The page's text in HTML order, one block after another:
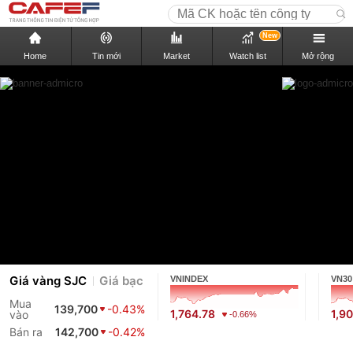
Home Tin mới Market Watch list
New
Mở rộng
Giá vàng SJC Giá bạc
Mua
vào
139,700
-0.43%
Bán ra
142,700 -0.42%
VNINDEX
1,764.78 -0.66%
VN30